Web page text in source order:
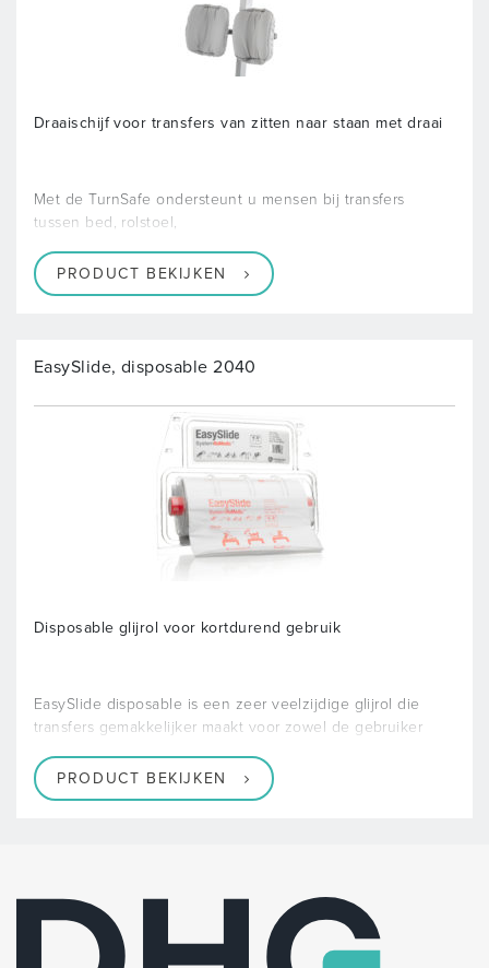
Draaischijf voor transfers van zitten naar staan met draai
Met de TurnSafe ondersteunt u mensen bij transfers
tussen bed, rolstoel,
PRODUCT BEKIJKEN
EasySlide, disposable 2040
Disposable glijrol voor kortdurend gebruik
EasySlide disposable is een zeer veelzijdige glijrol die
transfers gemakkelijker maakt voor zowel de gebruiker
PRODUCT BEKIJKEN